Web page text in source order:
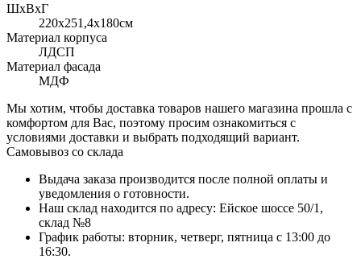
ШхВхГ
220x251,4х180см
Материал корпуса
ЛДСП
Материал фасада
МДФ
Мы хотим, чтобы доставка товаров нашего магазина прошла с
комфортом для Вас, поэтому просим ознакомиться с
условиями доставки и выбрать подходящий вариант.
Самовывоз со склада
Выдача заказа производится после полной оплаты и
уведомления о готовности.
Наш склад находится по адресу: Ейское шоссе 50/1,
склад №8
График работы: вторник, четверг, пятница с 13:00 до
16:30.